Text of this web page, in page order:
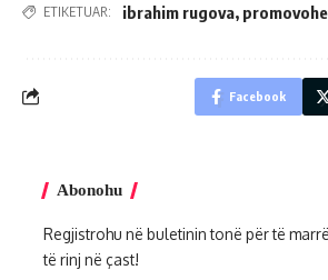
ETIKETUAR: ibrahim rugova,
Facebook
Abonohu
Regjistrohu në buletinin tonë për të
të rinj në çast!